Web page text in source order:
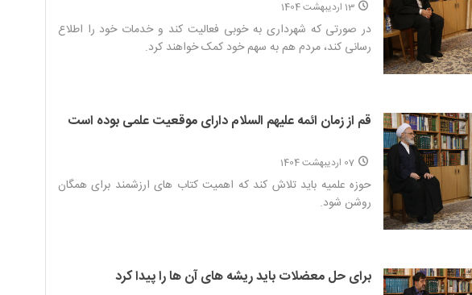
13 اردیبهشت 1404
در صورتی که شهرداری به خوبی فعالیت کند و خدمات خود را اطلاع
رسانی کند، مردم هم به سهم خود کمک خواهند کرد.‌
قم از زمان ائمه علیهم السلام دارای موقعیت علمی بوده است
07 اردیبهشت 1404
حوزه علمیه باید تلاش کند که اهمیت کتاب های ارزشمند برای همگان
روشن شود.‌
برای حل معضلات باید ریشه های آن ها را پیدا کرد